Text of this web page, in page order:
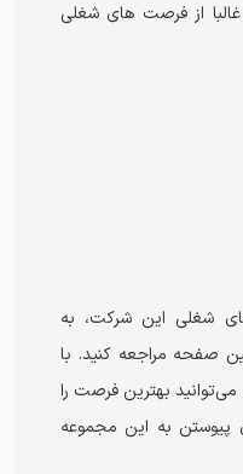
از فرصت های شغلی
شغلی این شرکت، به
صفحه مراجعه کنید. با
بهترین فرصت را
پیوستن به این مجموعه